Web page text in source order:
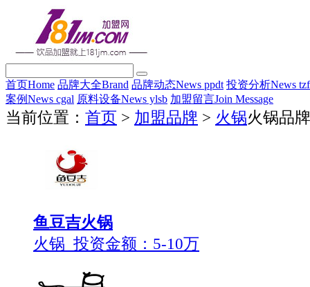
首页Home 品牌大全Brand 品牌动态News ppdt 投资分析News
案例News cgal 原料设备News ylsb 加盟留言Join Message
当前位置： 首页 > 加盟品牌 > 火锅火锅品牌
鱼豆吉火锅
火锅 投资金额： 5-10万